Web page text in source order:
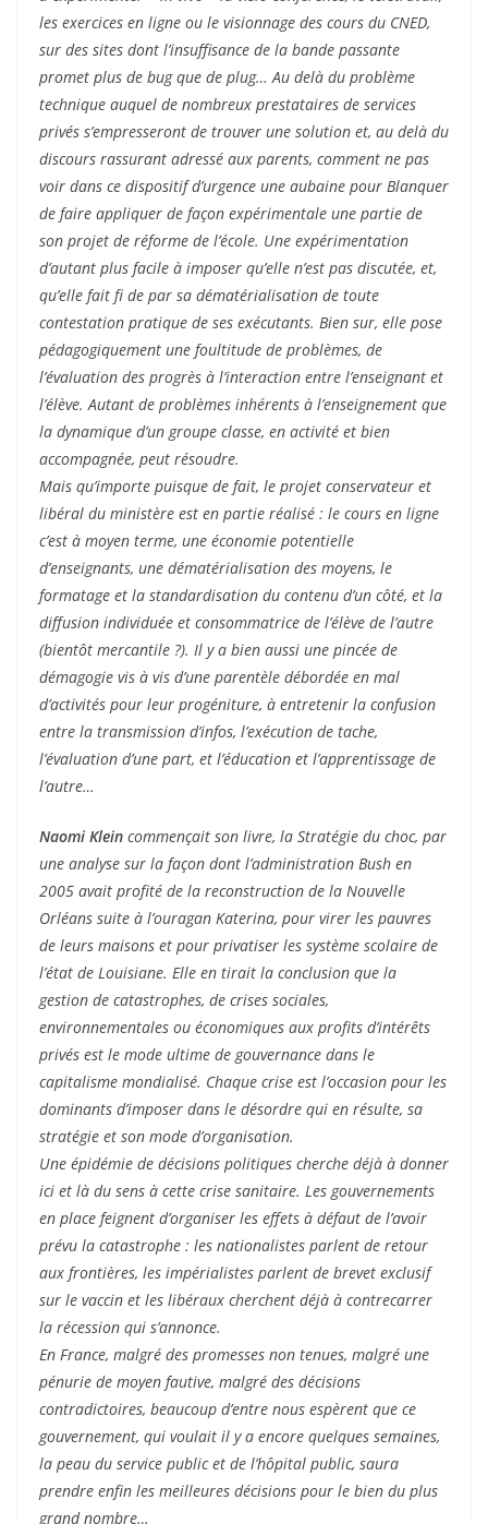
les exercices en ligne ou le visionnage des cours du CNED,
sur des sites dont l’insuffisance de la bande passante
promet plus de bug que de plug… Au delà du problème
technique auquel de nombreux prestataires de services
privés s’empresseront de trouver une solution et, au delà du
discours rassurant adressé aux parents, comment ne pas
voir dans ce dispositif d’urgence une aubaine pour Blanquer
de faire appliquer de façon expérimentale une partie de
son projet de réforme de l’école. Une expérimentation
d’autant plus facile à imposer qu’elle n’est pas discutée, et,
qu’elle fait fi de par sa dématérialisation de toute
contestation pratique de ses exécutants. Bien sur, elle pose
pédagogiquement une foultitude de problèmes, de
l’évaluation des progrès à l’interaction entre l’enseignant et
l’élève. Autant de problèmes inhérents à l’enseignement que
la dynamique d’un groupe classe, en activité et bien
accompagnée, peut résoudre.
Mais qu’importe puisque de fait, le projet conservateur et
libéral du ministère est en partie réalisé : le cours en ligne
c’est à moyen terme, une économie potentielle
d’enseignants, une dématérialisation des moyens, le
formatage et la standardisation du contenu d’un côté, et la
diffusion individuée et consommatrice de l’élève de l’autre
(bientôt mercantile ?). Il y a bien aussi une pincée de
démagogie vis à vis d’une parentèle débordée en mal
d’activités pour leur progéniture, à entretenir la confusion
entre la transmission d’infos, l’exécution de tache,
l’évaluation d’une part, et l’éducation et l’apprentissage de
l’autre…
Naomi Klein commençait son livre, la Stratégie du choc, par
une analyse sur la façon dont l’administration Bush en
2005 avait profité de la reconstruction de la Nouvelle
Orléans suite à l’ouragan Katerina, pour virer les pauvres
de leurs maisons et pour privatiser les système scolaire de
l’état de Louisiane. Elle en tirait la conclusion que la
gestion de catastrophes, de crises sociales,
environnementales ou économiques aux profits d’intérêts
privés est le mode ultime de gouvernance dans le
capitalisme mondialisé. Chaque crise est l’occasion pour les
dominants d’imposer dans le désordre qui en résulte, sa
stratégie et son mode d’organisation.
Une épidémie de décisions politiques cherche déjà à donner
ici et là du sens à cette crise sanitaire. Les gouvernements
en place feignent d’organiser les effets à défaut de l’avoir
prévu la catastrophe : les nationalistes parlent de retour
aux frontières, les impérialistes parlent de brevet exclusif
sur le vaccin et les libéraux cherchent déjà à contrecarrer
la récession qui s’annonce.
En France, malgré des promesses non tenues, malgré une
pénurie de moyen fautive, malgré des décisions
contradictoires, beaucoup d’entre nous espèrent que ce
gouvernement, qui voulait il y a encore quelques semaines,
la peau du service public et de l’hôpital public, saura
prendre enfin les meilleures décisions pour le bien du plus
grand nombre…